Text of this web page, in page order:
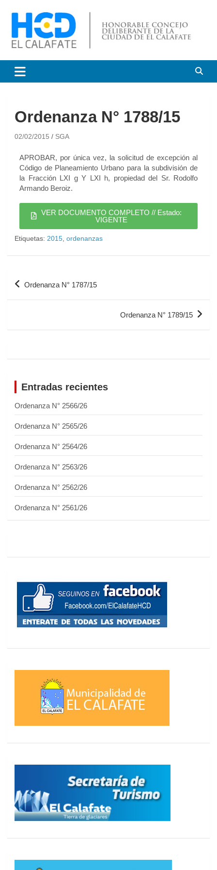
Honorable Concejo
Deliberante de El Calafate
Ordenanza N° 1788/15
02/02/2015 SGA
APROBAR, por única vez, la solicitud de excepción al
Código de Planeamiento Urbano para la subdivisión de
la Fracción LXI g Y LXI h, propiedad del Sr. Rodolfo
Armando Beroiz.
VER DOCUMENTO COMPLETO // Estado:
VIGENTE
Etiquetas: 2015 ordenanzas
Ordenanza N° 1787/15
Ordenanza N° 1789/15
Entradas recientes
Ordenanza N° 2566/26
Ordenanza N° 2565/26
Ordenanza N° 2564/26
Ordenanza N° 2563/26
Ordenanza N° 2562/26
Ordenanza N° 2561/26